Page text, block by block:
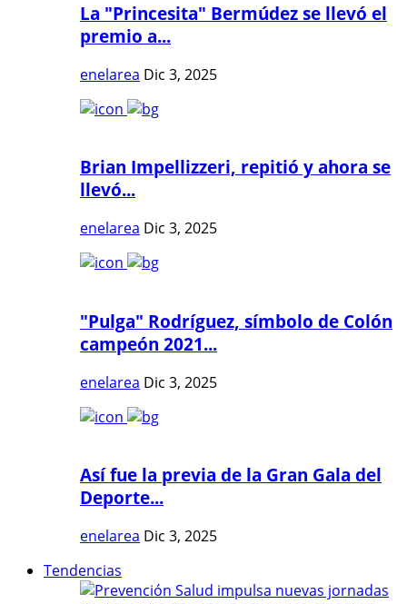
La "Princesita" Bermúdez se llevó el
premio a...
enelarea Dic 3, 2025
Brian Impellizzeri, repitió y ahora se
llevó...
enelarea Dic 3, 2025
"Pulga" Rodríguez, símbolo de Colón
campeón 2021...
enelarea Dic 3, 2025
Así fue la previa de la Gran Gala del
Deporte...
enelarea Dic 3, 2025
Tendencias